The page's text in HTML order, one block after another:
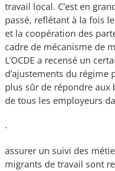
travail local. C’est en
passé, reflétant à la fois
et la coopération des
cadre de mécanisme de
L’OCDE a recensé un
d’ajustements du régime
plus sûr de répondre aux
de tous les employeurs
·
assurer un suivi des
migrants de travail sont